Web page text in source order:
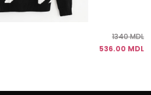
1340 MDL
536.00 MDL